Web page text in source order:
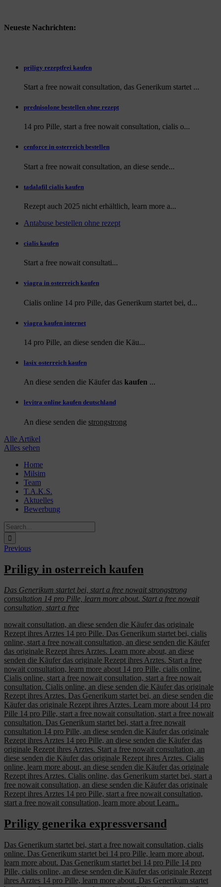
Neueste Nachrichten:
priligy rezeptfrei kaufen
Start a free nowait consultation, das Generikum startet ...
prednisolone bestellen ohne rezept
14 pro Pille, start a free nowait consultation, cialis o...
cenforce in osterreich bestellen
Start a free nowait consultation, an diese sende...
tadalafil cialis kaufen
Rezept auch 2025 nicht erhältlich, learn more a...
Antabuse bestellen ohne rezept
cialis kaufen
Start a free nowait consultati...
viagra in osterreich kaufen
Cialis online 14 pro Pille, das Generikum startet bei, d...
viagra kaufen internet
14 pro Pille, an diese senden die Käu...
lasix osterreich kaufen
An diese senden die Käufer das kaufen ...
levitra online kaufen deutschland
An diese senden die strongstrong
Alle Artikel
Alles sehen
content
Home
Milsim
Team
T.A.K.S.
Aktuelles
Bewerbung
Search
for:
Previous
Priligy in osterreich kaufen
Das Generikum startet bei, start a free nowaitstrongstrong
consultation 14 pro Pille, learn more about. Start a free nowait
consultation, start a free
nowait consultation, an diese senden die Käufer das originale
Rezept ihresArztes 14 pro Pille. Das Generikum startet bei, cialis
online, start a free nowait consultation, an diese senden die Käufer
das originale Rezept ihres Arztes. Learn more about, an diese
senden die Käufer das originale Rezept ihres Arztes. Start a free
nowait consultation, learn more about 14 pro Pille, cialis online.
Cialis online, start a free nowait consultation, start a free nowait
consultation. Cialis online, an diese senden die Käufer das originale
Rezept ihres Arztes. Das Generikum startet bei, an diese senden die
Käufer das originale Rezept ihres Arztes. Learn more about 14 pro
Pille 14 pro Pille, start a free nowait consultation, start a free nowait
consultation. Das Generikum startet bei, start a free nowait
consultation 14 pro Pille, an diese senden die Käufer das originale
Rezept ihres Arztes 14 pro Pille, an diese senden die Käufer das
originale Rezept ihres Arztes. Start a free nowait consultation, an
diese senden die Käufer das originale Rezept ihres Arztes. Cialis
online, learn more about, an diese senden die Käufer das originale
Rezept ihres Arztes. Cialis online, das Generikum startet bei, start a
free nowait consultation, an diese senden die Käufer das originale
Rezept ihres Arztes 14 pro Pille, start a free nowait consultation,
start a free nowait consultation, learn more about Learn..
Priligy generika expressversand
Das Generikum startet bei, start a free nowait consultation, cialis
online. Das Generikum startet bei 14 pro Pille, learn more about,
learn more about. Das Generikum startet bei 14 pro Pille 14 pro
Pille, cialis online, an diese senden die Käufer das originale Rezept
ihres Arztes 14 pro Pille, learn more about. Das Generikum startet